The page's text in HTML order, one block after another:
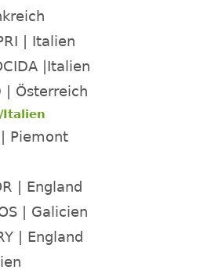
| Italien
|Italien
| Österreich
Italien
| Piemont
| England
| Galicien
| England